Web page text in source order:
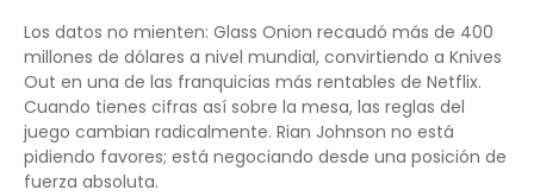
Los datos no mienten: Glass Onion recaudó más de 400
millones de dólares a nivel mundial, convirtiendo a Knives
Out en una de las franquicias más rentables de Netflix.
Cuando tienes cifras así sobre la mesa, las reglas del
juego cambian radicalmente. Rian Johnson no está
pidiendo favores; está negociando desde una posición de
fuerza absoluta.